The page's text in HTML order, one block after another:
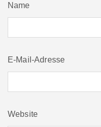
Name
E-Mail-Adresse
Website